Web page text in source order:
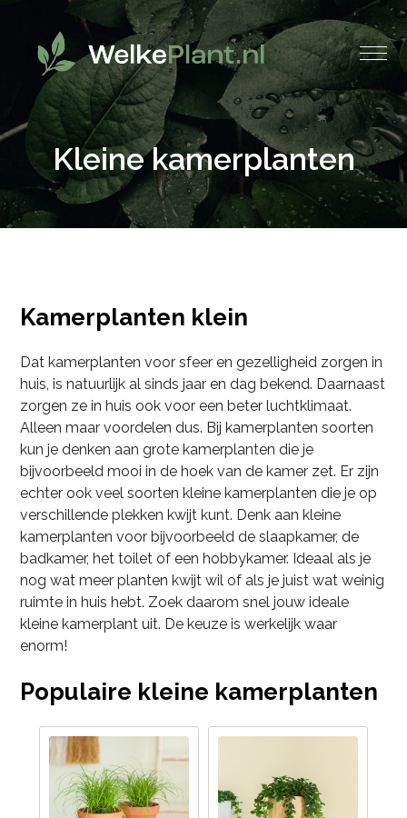
Kleine kamerplanten
Kamerplanten klein
Dat kamerplanten voor sfeer en gezelligheid zorgen in
huis, is natuurlijk al sinds jaar en dag bekend. Daarnaast
zorgen ze in huis ook voor een beter luchtklimaat.
Alleen maar voordelen dus. Bij kamerplanten soorten
kun je denken aan grote kamerplanten die je
bijvoorbeeld mooi in de hoek van de kamer zet. Er zijn
echter ook veel soorten kleine kamerplanten die je op
verschillende plekken kwijt kunt. Denk aan kleine
kamerplanten voor bijvoorbeeld de slaapkamer, de
badkamer, het toilet of een hobbykamer. Ideaal als je
nog wat meer planten kwijt wil of als je juist wat weinig
ruimte in huis hebt. Zoek daarom snel jouw ideale
kleine kamerplant uit. De keuze is werkelijk waar
enorm!
Populaire kleine kamerplanten